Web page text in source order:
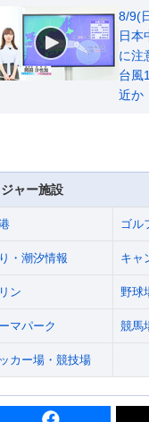
8/9(
日本
に注
台風
近か
ジャー施設
ゴル
・潮汐情報 キャ
ン 野球
マパーク 競馬
カー場・競技場